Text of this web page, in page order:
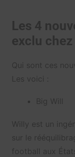
Les 4
exclu chez
Qui sont ces
Les voici :
Big Will
Willy est un
sur le
football aux